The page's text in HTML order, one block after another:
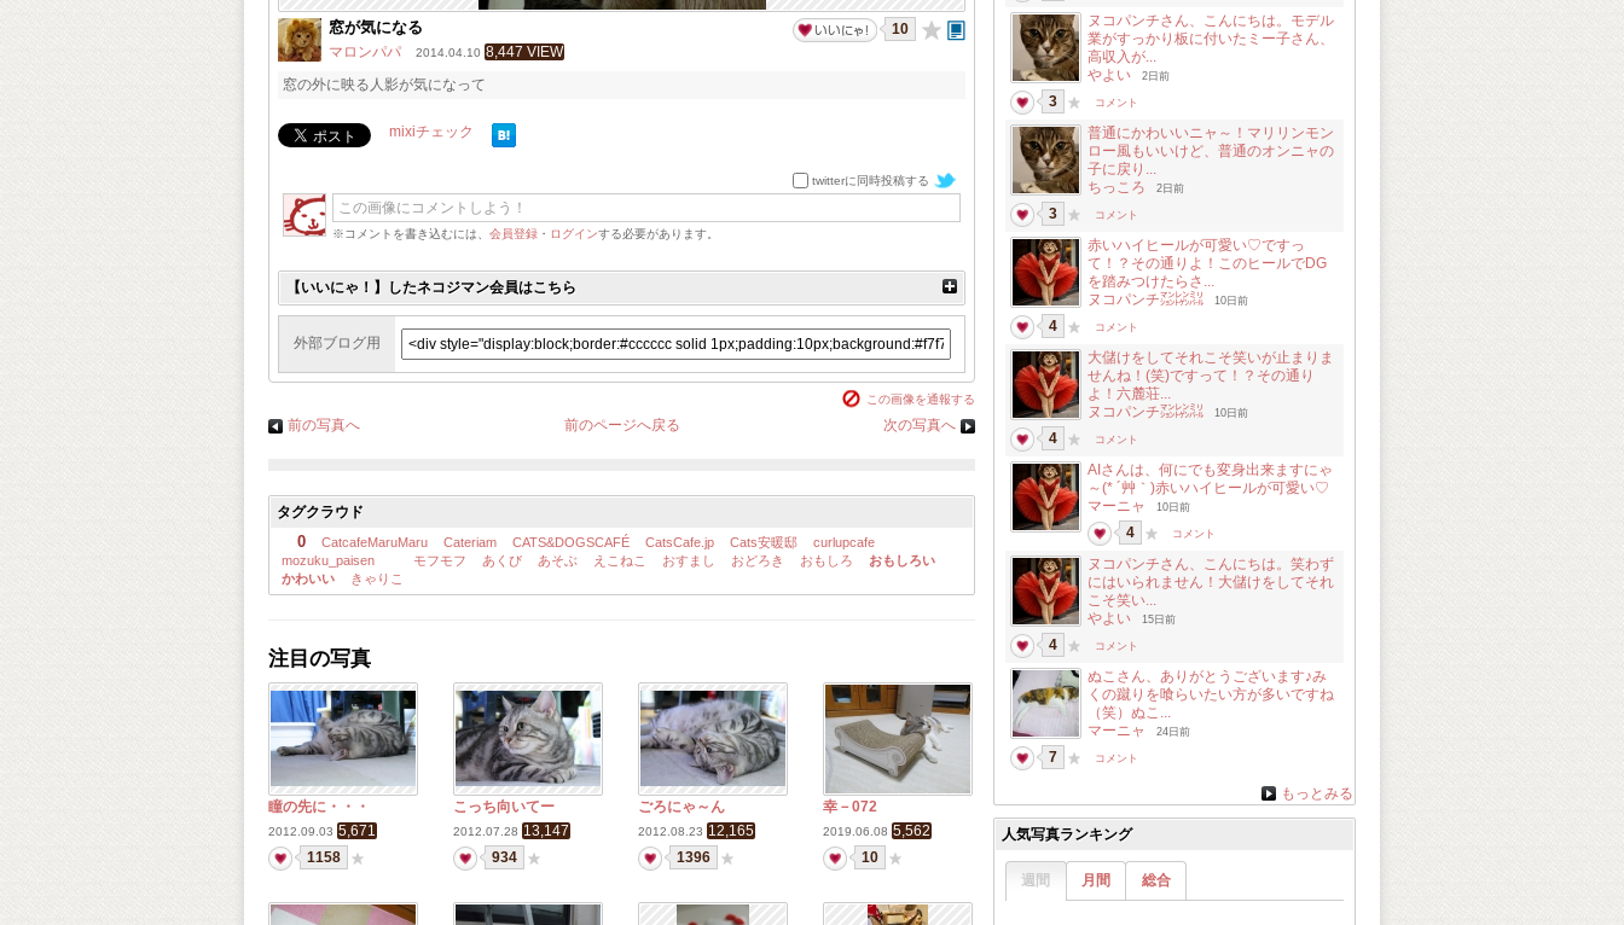
窓が気になる
マロンパパ 2014.04.10 8,447 VIEW
10
窓の外に映る人影が気になって
mixiチェック
twitterに同時投稿する
※コメントを書き込むには、 会員登録 ・ ログインする必要があります。
【いいにゃ！】したネコジマン会員はこちら
外部ブログ用
この画像を通報する
前の写真へ 前のページへ戻る 次の写真へ
タグクラウド
0 CatcafeMaruMaru Cateriam CATS&DOGSCAFÉ CatsCafe.jp Cats安暖邸
curlupcafe
mozuku_paisen
モフモフ あくび あそぶ えこねこ おすまし おどろき おもしろ
おもしろい
かわいい
きゃりこ
注目の写真
瞳の先に・・・
2012.09.03 5,671
1158
こっち向いてー
2012.07.28 13,147
934
ごろにゃ～ん
2012.08.23 12,165
1396
幸－072
2019.06.08 5,562
10
ヌコパンチさん、こんにちは。モデル
業がすっかり板に付いたミー子さん、
高収入が...
やよい
2日前
3 コメント
普通にかわいいニャ～！マリリンモン
ロー風もいいけど、普通のオンニャの
子に戻り...
ちっころ
2日前
3 コメント
赤いハイヒールが可愛い♡ですっ
て！？その通りよ！このヒールでDG
を踏みつけたらさ...
ヌコパンチ㍇㍖㍊
10日前
4 コメント
大儲けをしてそれこそ笑いが止まりま
せんね！(笑)ですって！？その通り
よ！六麓荘...
ヌコパンチ㍇㍖㍊
10日前
4 コメント
AIさんは、何にでも変身出来ますにゃ
～(* ´艸｀)赤いハイヒールが可愛い♡
マーニャ
10日前
4 コメント
ヌコパンチさん、こんにちは。笑わず
にはいられません！大儲けをしてそれ
こそ笑い...
やよい
15日前
4 コメント
ぬこさん、ありがとうございます♪み
くの蹴りを喰らいたい方が多いですね
（笑）ぬこ...
マーニャ
24日前
7 コメント
もっとみる
人気写真ランキング
週間 月間 総合